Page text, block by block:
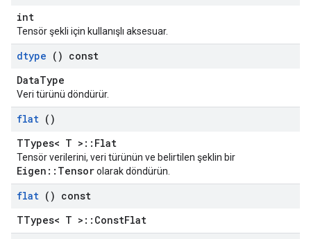
int
Tensör şekli için kullanışlı aksesuar.
dtype () const
DataType
Veri türünü döndürür.
flat ()
TTypes< T >::Flat
Tensör verilerini, veri türünün ve belirtilen şeklin bir
Eigen::Tensorolarak döndürün.
flat () const
TTypes< T >::ConstFlat